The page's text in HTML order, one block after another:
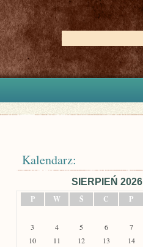
Kalendarz:
SIERPIEŃ 2026
P
W Ś C P
3
4 5 6 7
10
11 12 13 14